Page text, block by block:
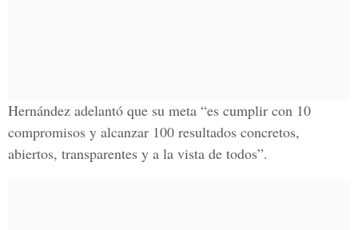
Hernández adelantó que su meta “es cumplir con 10
compromisos y alcanzar 100 resultados concretos,
abiertos, transparentes y a la vista de todos”.